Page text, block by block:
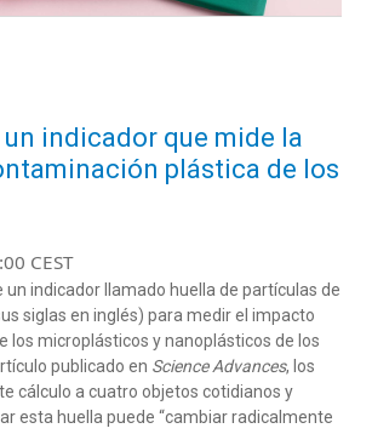
indicador que mide la
plástica de los
CEST
un indicador llamado huella de partículas de
siglas en inglés) para medir el impacto
los microplásticos y nanoplásticos de los
publicado en Science Advances, los
cálculo a cuatro objetos cotidianos y
esta huella puede “cambiar radicalmente